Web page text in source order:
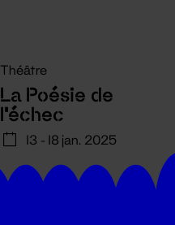
Théâtre
La Poésie de
l'échec
13 - 18 jan. 2025